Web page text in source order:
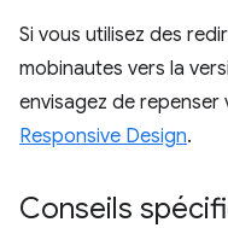
Si vous utilisez des
mobinautes vers la
envisagez de repenser
Responsive Design.
Conseils